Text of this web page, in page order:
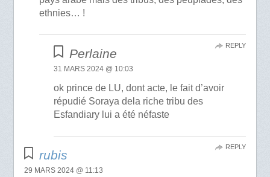
ethnies… !
Perlaine
31 MARS 2024 @ 10:03
ok prince de LU, dont acte, le fait d’avoir
répudié Soraya dela riche tribu des
Esfandiary lui a été néfaste
REPLY
rubis
29 MARS 2024 @ 11:13
REPLY